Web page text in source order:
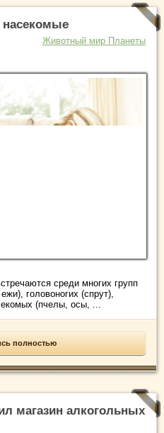
Животный мир Планеты
среди многих групп
головоногих (спрут),
(пчелы, осы, ...
полностью
магазин алкогольных